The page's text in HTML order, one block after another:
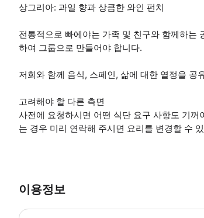
상그리아: 과일 향과 상큼한 와인 펀치
전통적으로 빠에야는 가족 및 친구와 함께하는
하여 그룹으로 만들어야 합니다.
저희와 함께 음식, 스페인, 삶에 대한 열정을 공
고려해야 할 다른 측면
사전에 요청하시면 어떤 식단 요구 사항도 기
는 경우 미리 연락해 주시면 요리를 변경할 수
이용정보